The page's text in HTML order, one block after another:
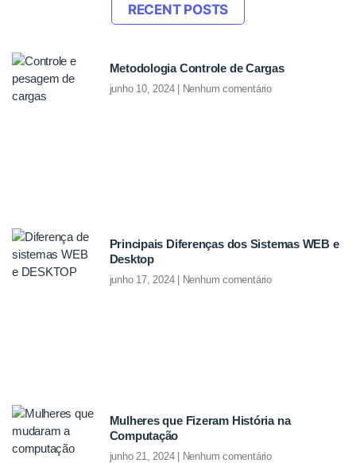
RECENT POSTS
Metodologia Controle de Cargas
junho 10, 2024 Nenhum comentário
Principais Diferenças dos Sistemas WEB e
Desktop
junho 17, 2024 Nenhum comentário
Mulheres que Fizeram História na
Computação
junho 21, 2024 Nenhum comentário